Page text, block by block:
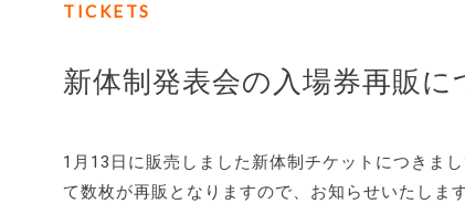
TICKETS
新体制発表会の入場券再販に
1月13日に販売しました新体制チケットにつきま
て数枚が再販となりますので、お知らせいたします